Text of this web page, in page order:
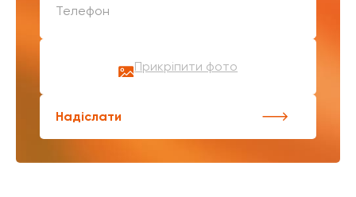
Прикріпити фото
Надіслати